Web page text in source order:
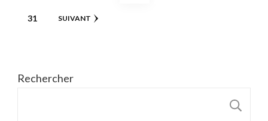
publications
PAGE
31 SUIVANT
Rechercher